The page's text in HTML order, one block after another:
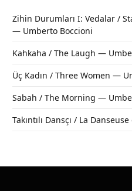
Zihin Durumları I: Vedalar /
— Umberto Boccioni
Kahkaha / The Laugh —
Üç Kadın / Three Women —
Sabah / The Morning —
Takıntılı Dansçı / La